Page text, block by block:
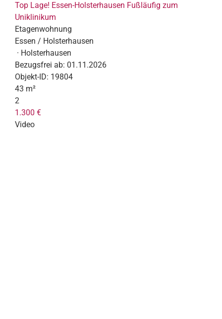
Top Lage! Essen-Holsterhausen Fußläufig zum
Uniklinikum
Etagenwohnung
Essen / Holsterhausen
· Holsterhausen
Bezugsfrei ab: 01.11.2026
Objekt-ID: 19804
43 m²
2
1.300 €
Video